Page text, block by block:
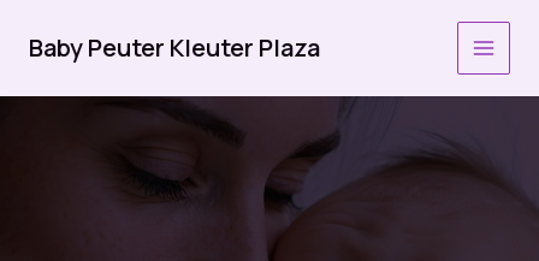
naar
inhoud
Baby Peuter Kleuter Plaza